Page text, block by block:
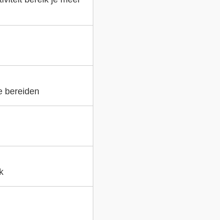
bereiden